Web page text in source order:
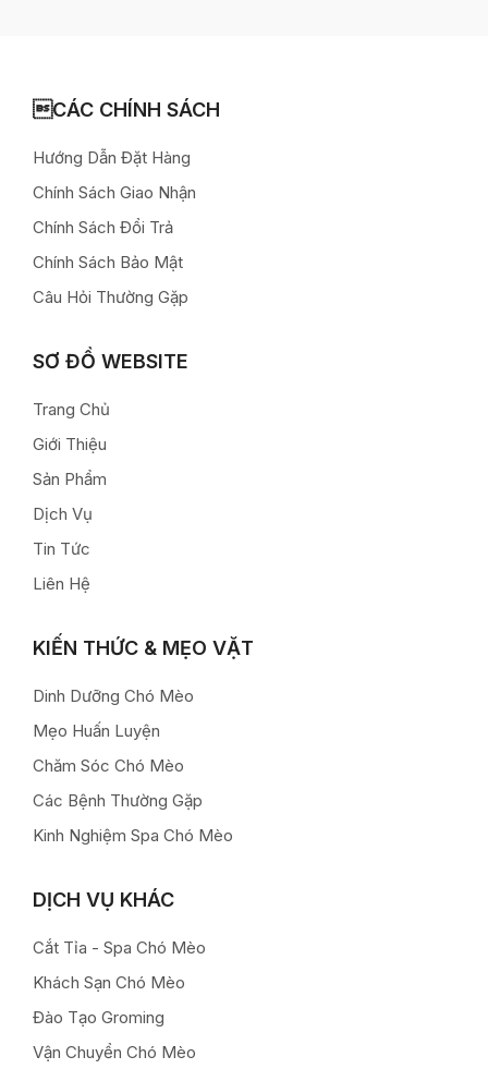
CÁC CHÍNH SÁCH
Hướng Dẫn Đặt Hàng
Chính Sách Giao Nhận
Chính Sách Đổi Trả
Chính Sách Bảo Mật
Câu Hỏi Thường Gặp
SƠ ĐỒ WEBSITE
Trang Chủ
Giới Thiệu
Sản Phẩm
Dịch Vụ
Tin Tức
Liên Hệ
KIẾN THỨC & MẸO VẶT
Dinh Dưỡng Chó Mèo
Mẹo Huấn Luyện
Chăm Sóc Chó Mèo
Các Bệnh Thường Gặp
Kinh Nghiệm Spa Chó Mèo
DỊCH VỤ KHÁC
Cắt Tỉa - Spa Chó Mèo
Khách Sạn Chó Mèo
Đào Tạo Groming
Vận Chuyển Chó Mèo